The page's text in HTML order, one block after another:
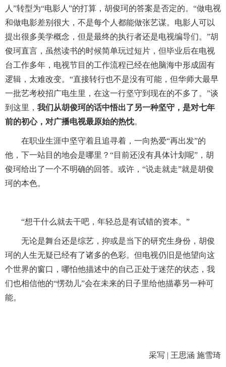
人”转型为“电影人”的打算，胡俊珂的答案是否定的。“做电视
和做电影差别很大，不是每个人都能做张艺谋。电影人可以
提出很多美学概念，但是最终的执行者还是电视编导们。”胡
俊珂直言，虽然读书的时候简单玩过短片，但毕业后在电视
台工作多年，电视节目的工作流程已经在他脑海中形成固有
逻辑，太难改变。“直接转行也不是没有可能，但华师大最早
一批艺考校招广电生里，在这一行坚守到现在的不多了。”谈
到这里， 我们从胡俊珂的话中悟出了另一种坚守，是对七年
前的初心，对广播电视最原始的热忱。
在职业生涯中坚守着且追寻着，一向热爱“再出发”的
他，下一站目的地会是哪里？“目前还没有具体计划呢”，胡
俊珂给出了一个不明确的回答。或许，“说走就走”就是胡俊
珂的本色。
“想干什么就去干吧，年轻总是有试错的资本。”
无论是舞台还是综艺，抑或是当下的研究生身份，胡俊
珂的人生无疑已经有了诸多的色彩。但电视仍旧是他望向这
个世界的窗口，哪怕他描述中的自己正处于迷茫的状态，我
们也相信他的“愣劲儿”会在未来的日子里给他描摹另一种可
能。
采写 | 王思涵 施雪琦